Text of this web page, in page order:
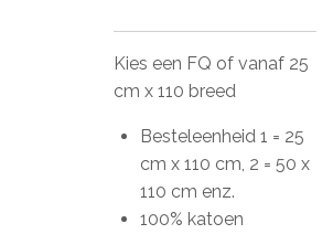
Kies een FQ of vanaf 25
cm x 110 breed
Besteleenheid 1 = 25
cm x 110 cm, 2 = 50 x
110 cm enz.
100% katoen